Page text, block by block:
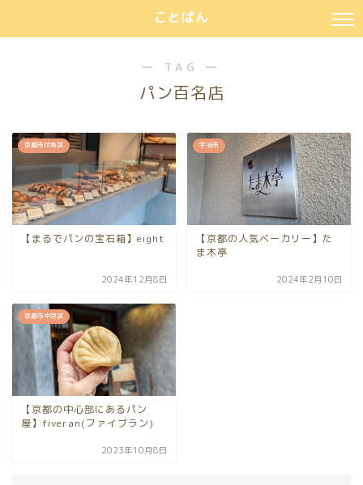
ことぱん
― TAG ―
パン百名店
京都市伏見区
【まるでパンの宝石箱】eight
2024年12月8日
宇治市
【京都の人気ベーカリー】た
ま木亭
2024年2月10日
京都市中京区
【京都の中心部にあるパン
屋】fiveran(ファイブラン)
2023年10月8日